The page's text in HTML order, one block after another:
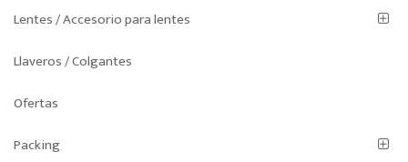
Lentes / Accesorio para lentes
Llaveros / Colgantes
Ofertas
Packing